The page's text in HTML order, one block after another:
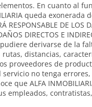
En cuanto al
queda exonerada
DE LOS
DIRECTOS E
derivarse de la
distancias,
proveedores de
no tenga
que ALFA
empleados,